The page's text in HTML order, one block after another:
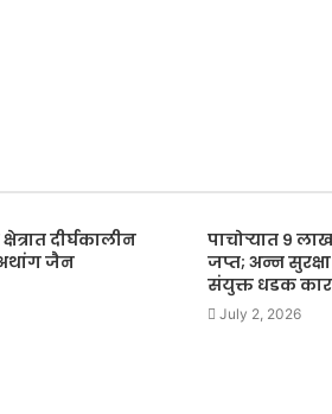
दीर्घकालीन
जैन
पाचोऱ्यात ९
जप्त; अन्न
संयुक्त धडक
July 2, 2026